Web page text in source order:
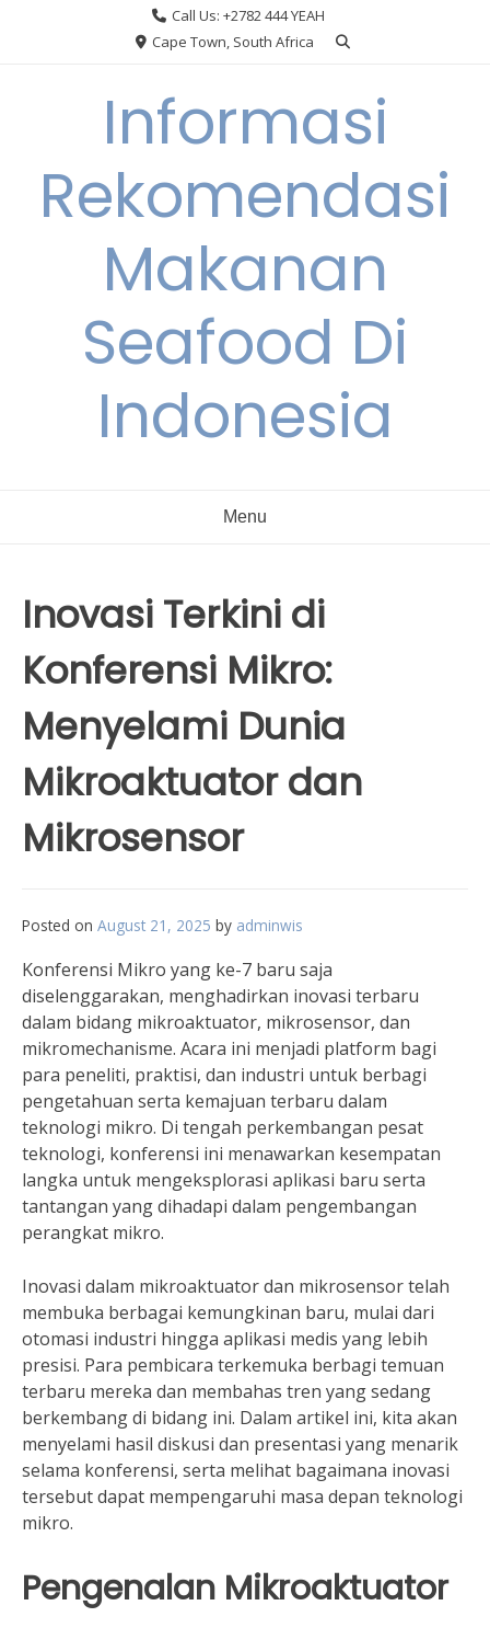
Call Us: +2782 444 YEAH
Cape Town, South Africa
Informasi
Rekomendasi
Makanan
Seafood Di
Indonesia
Menu
Inovasi Terkini di
Konferensi Mikro:
Menyelami Dunia
Mikroaktuator dan
Mikrosensor
Posted on August 21, 2025 by adminwis
Konferensi Mikro yang ke-7 baru saja
diselenggarakan, menghadirkan inovasi terbaru
dalam bidang mikroaktuator, mikrosensor, dan
mikromechanisme. Acara ini menjadi platform bagi
para peneliti, praktisi, dan industri untuk berbagi
pengetahuan serta kemajuan terbaru dalam
teknologi mikro. Di tengah perkembangan pesat
teknologi, konferensi ini menawarkan kesempatan
langka untuk mengeksplorasi aplikasi baru serta
tantangan yang dihadapi dalam pengembangan
perangkat mikro.
Inovasi dalam mikroaktuator dan mikrosensor telah
membuka berbagai kemungkinan baru, mulai dari
otomasi industri hingga aplikasi medis yang lebih
presisi. Para pembicara terkemuka berbagi temuan
terbaru mereka dan membahas tren yang sedang
berkembang di bidang ini. Dalam artikel ini, kita akan
menyelami hasil diskusi dan presentasi yang menarik
selama konferensi, serta melihat bagaimana inovasi
tersebut dapat mempengaruhi masa depan teknologi
mikro.
Pengenalan Mikroaktuator